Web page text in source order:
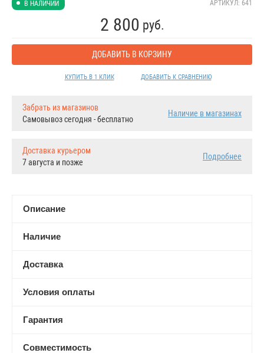
В НАЛИЧИИ АРТИКУЛ: 641
2 800 руб.
ДОБАВИТЬ В КОРЗИНУ
КУПИТЬ В 1 КЛИК ДОБАВИТЬ К СРАВНЕНИЮ
Забрать из магазинов
Самовывоз сегодня - бесплатно
Наличие в магазинах
Доставка курьером
7 августа и позже
Подробнее
Описание
Наличие
Доставка
Условия оплаты
Гарантия
Совместимость